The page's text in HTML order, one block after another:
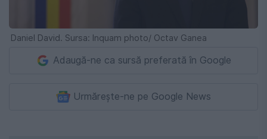
Daniel David. Sursa: Inquam photo/ Octav Ganea
Adaugă-ne ca sursă preferată în Google
Urmărește-ne pe Google News